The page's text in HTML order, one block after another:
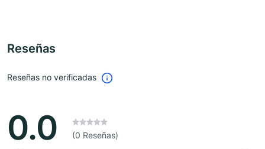
Reseñas
Reseñas no verificadas
0.0 (0 Reseñas)